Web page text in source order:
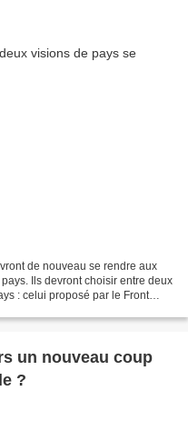
de nouveau se rendre aux
Ils devront choisir entre deux
: celui proposé par le Front
un nouveau coup
?